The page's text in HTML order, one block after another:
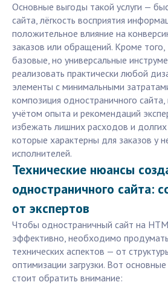
Основные выгоды такой услуги —
сайта, лёгкость восприятия
положительное влияние на
заказов или обращений. Кроме
базовые, но универсальные
реализовать практически любой
элементы с минимальными
композиция одностраничного
учётом опыта и рекомендаций
избежать лишних расходов и долгих
которые характерны для заказов у
исполнителей.
Технические нюансы
одностраничного сайта:
от экспертов
Чтобы одностраничный сайт на
эффективно, необходимо
технических аспектов — от
оптимизации загрузки. Вот
стоит обратить внимание: